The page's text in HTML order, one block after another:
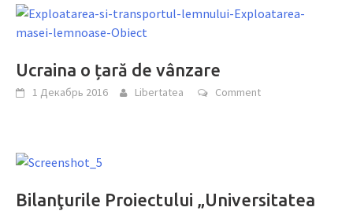
Ucraina o țară de vânzare
1 Декабрь 2016 Libertatea Comment
Bilanţurile Proiectului „Universitatea